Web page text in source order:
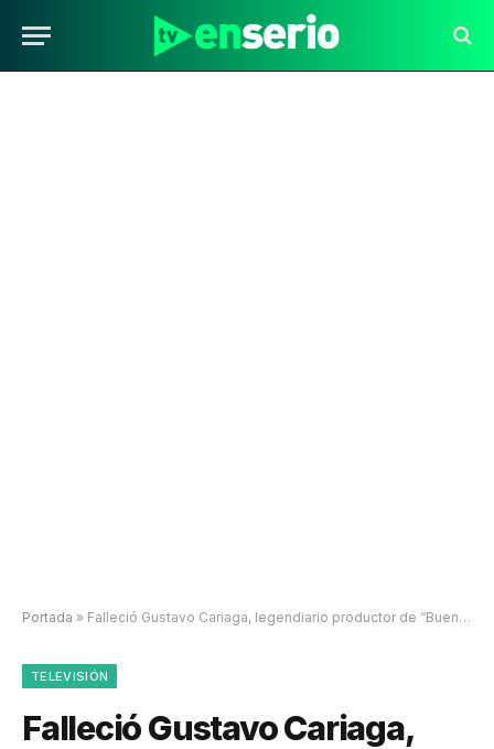
Portada » Falleció Gustavo Cariaga, legendiario productor de “Buenos días a todos”
TELEVISIÓN
Falleció Gustavo Cariaga,